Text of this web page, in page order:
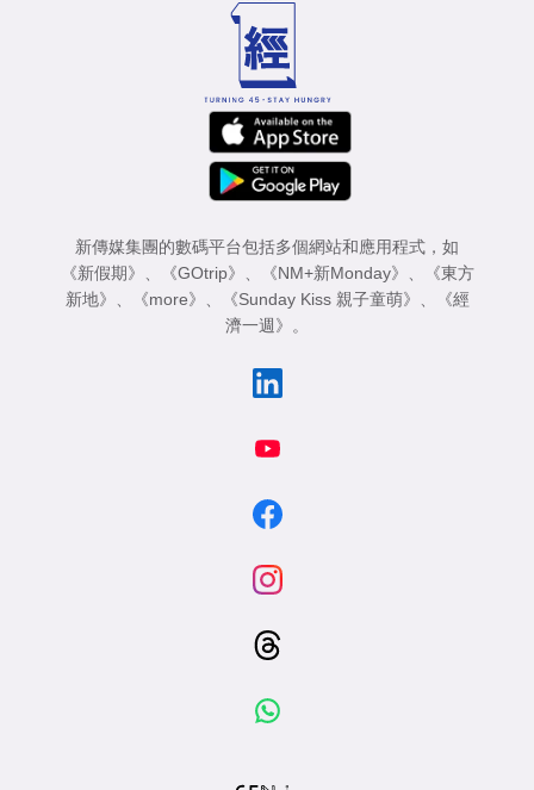
新傳媒集團的數碼平台包括多個網站和應用程式，如
《新假期》 、 《GOtrip》 、 《NM+新Monday》 、
《東方
新地》 、 《more》 、 《Sunday Kiss 親子童萌》 、
《經
濟一週》 。